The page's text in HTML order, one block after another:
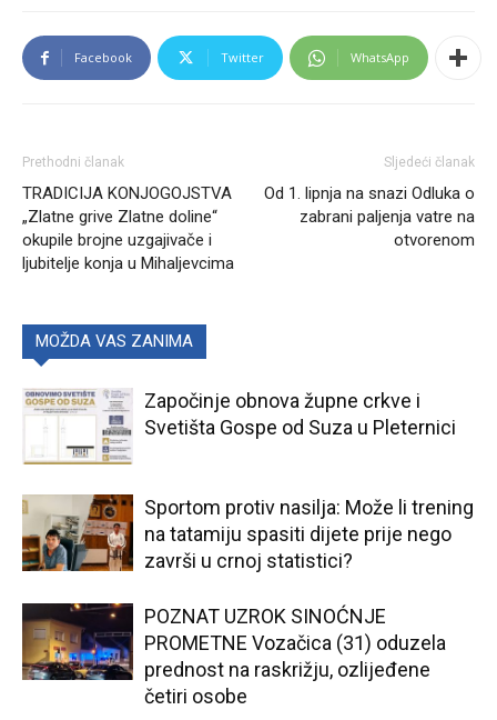
Facebook Twitter WhatsApp
Prethodni članak
TRADICIJA KONJOGOJSTVA
„Zlatne grive Zlatne doline“
okupile brojne uzgajivače i
ljubitelje konja u Mihaljevcima
Sljedeći članak
Od 1. lipnja na snazi Odluka o
zabrani paljenja vatre na
otvorenom
MOŽDA VAS ZANIMA
Započinje obnova župne crkve i
Svetišta Gospe od Suza u Pleternici
Sportom protiv nasilja: Može li trening
na tatamiju spasiti dijete prije nego
završi u crnoj statistici?
POZNAT UZROK SINOĆNJE
PROMETNE Vozačica (31) oduzela
prednost na raskrižju, ozlijeđene
četiri osobe